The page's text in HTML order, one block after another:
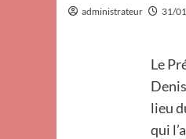
administrateur 31/
Le
lieu
qui